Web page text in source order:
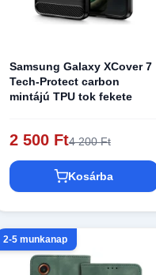
Samsung Galaxy XCover 7
Tech-Protect carbon
mintájú TPU tok fekete
2 500 Ft4 200 Ft
Kosárba
2-5 munkanap